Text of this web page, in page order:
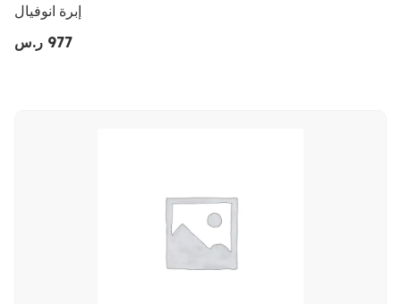
إبرة انوفيال
977 ر.س